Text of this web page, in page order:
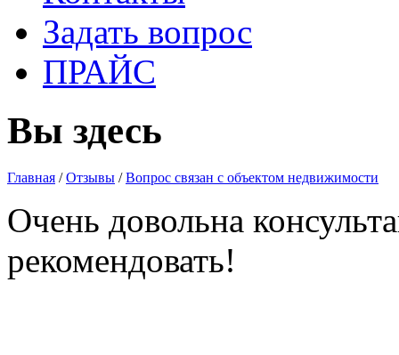
Задать вопрос
ПРАЙС
Вы здесь
Главная / Отзывы / Вопрос связан с объектом недвижимости
Очень довольна